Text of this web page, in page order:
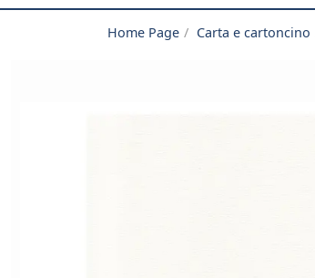
Home Page Carta e cartoncino